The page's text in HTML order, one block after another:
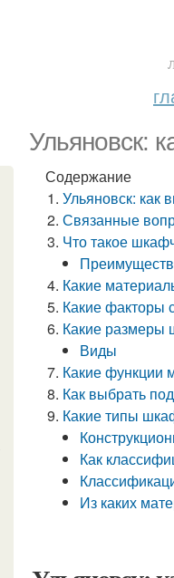
Ульяновск:
Содержание
Ульяновск: как
Связанные
Что такое
Какие
Какие факторы
Какие размеры
Виды
Какие функции
Как выбрать
Какие типы
Как
Из каких